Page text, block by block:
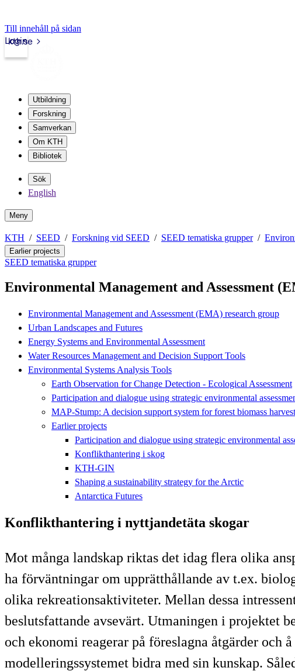
Till innehåll på sidan
kth.se
Login
Utbildning
Forskning
Samverkan
Om KTH
Bibliotek
Sök
English
Meny
KTH SEED Forskning vid SEED SEED tematiska grupper
Earlier projects
SEED tematiska grupper
Environmental Management and Assessment
Environmental Management and Assessment (EMA) research group
Urban Landscapes and Futures
Energy Systems and Environmental Assessment
Water Resources Management and Decision Support Tools
Environmental Systems Analysis Tools
Earth Observation for Change Detection - Ecological Assessment
Participation and dialogue using strategic environmental
MAP-Stump: A decision support system for forest biomass
Earlier projects
Participation and dialogue using strategic environmental
Konflikthantering i skog
KTH-GIN
Shaping a sustainability strategy for the Arctic
Antarctica Futures
Konflikthantering i nyttjandetäta skogar
Mot många landskap riktas det idag flera olika
ha förväntningar om upprätthållande av t.ex.
olika rekreationsaktiviteter. Mellan dessa
beslutsfattande avsevärt. Utmaningen i projektet
och ekonomi reagerar på föreslagna åtgärder och
modelleringssystemet bidra med sin kunskap.